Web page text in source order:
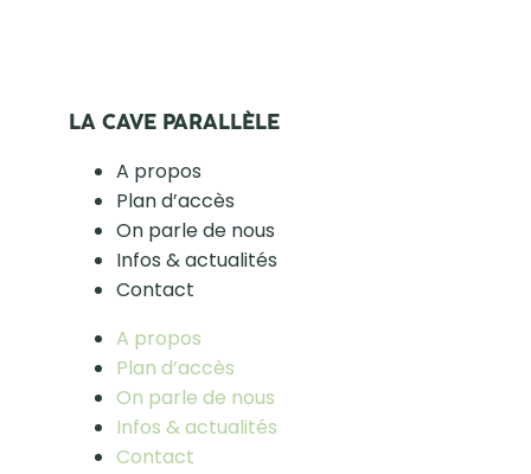
LA CAVE PARALLÈLE
A propos
Plan d’accès
On parle de nous
Infos & actualités
Contact
A propos
Plan d’accès
On parle de nous
Infos & actualités
Contact